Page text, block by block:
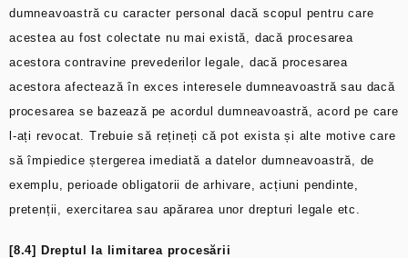
dumneavoastră cu caracter personal dacă scopul pentru care
acestea au fost colectate nu mai există, dacă procesarea
acestora contravine prevederilor legale, dacă procesarea
acestora afectează în exces interesele dumneavoastră sau dacă
procesarea se bazează pe acordul dumneavoastră, acord pe care
l-ați revocat. Trebuie să rețineți că pot exista și alte motive care
să împiedice ștergerea imediată a datelor dumneavoastră, de
exemplu, perioade obligatorii de arhivare, acțiuni pendinte,
pretenții, exercitarea sau apărarea unor drepturi legale etc.
[8.4] Dreptul la limitarea procesării